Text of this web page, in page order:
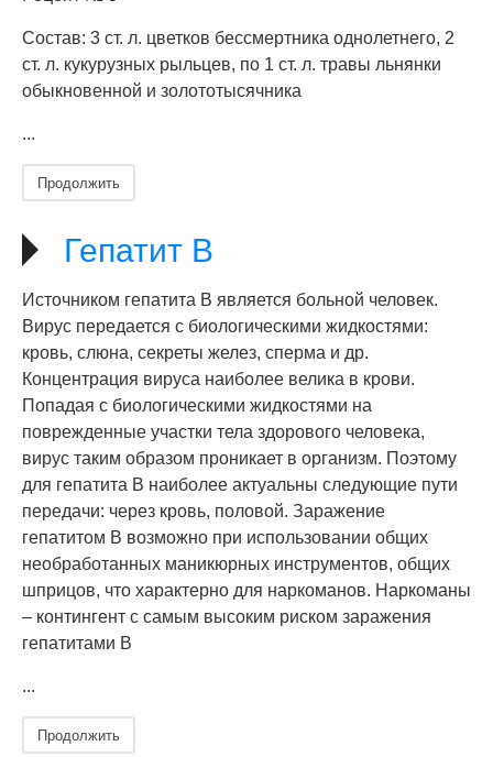
Состав: 3 ст. л. цветков бессмертника однолетнего, 2
ст. л. кукурузных рыльцев, по 1 ст. л. травы льнянки
обыкновенной и золототысячника
...
Продолжить
Гепатит В
Источником гепатита В является больной человек.
Вирус передается с биологическими жидкостями:
кровь, слюна, секреты желез, сперма и др.
Концентрация вируса наиболее велика в крови.
Попадая с биологическими жидкостями на
поврежденные участки тела здорового человека,
вирус таким образом проникает в организм. Поэтому
для гепатита В наиболее актуальны следующие пути
передачи: через кровь, половой. Заражение
гепатитом В возможно при использовании общих
необработанных маникюрных инструментов, общих
шприцов, что характерно для наркоманов. Наркоманы
– контингент с самым высоким риском заражения
гепатитами В
...
Продолжить